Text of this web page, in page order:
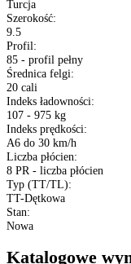
Dane techniczne
Producent
Starmaxx
Typ:
Opony rolnicze
Bieżnik opony:
TR-60 REAR
Sezon :
Opony Całoroczne
Rozmiar:
9.5-20
XL (Extra Load)
Nie
Konstrukcja
Kraj pochodzenia: